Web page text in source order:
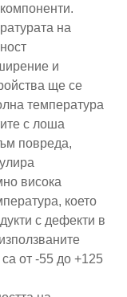
на
и
ще се
температура
с лоша
повреда,
висока
което
с дефекти в
от -55 до +125